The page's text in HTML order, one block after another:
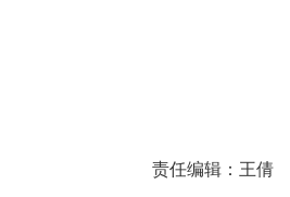
责任编辑：王倩